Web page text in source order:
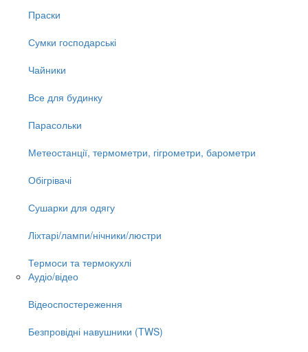
Праски
Сумки господарські
Чайники
Все для будинку
Парасольки
Метеостанції, термометри, гігрометри, барометри
Обігрівачі
Сушарки для одягу
Ліхтарі/лампи/нічники/люстри
Термоси та термокухлі
Аудіо/відео
Відеоспостереження
Безпровідні навушники (TWS)